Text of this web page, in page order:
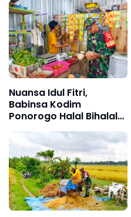
Nuansa Idul Fitri,
Babinsa Kodim
Ponorogo Halal Bihalal
Sekaligus Monitoring
Stabilitas Harga
Sembako